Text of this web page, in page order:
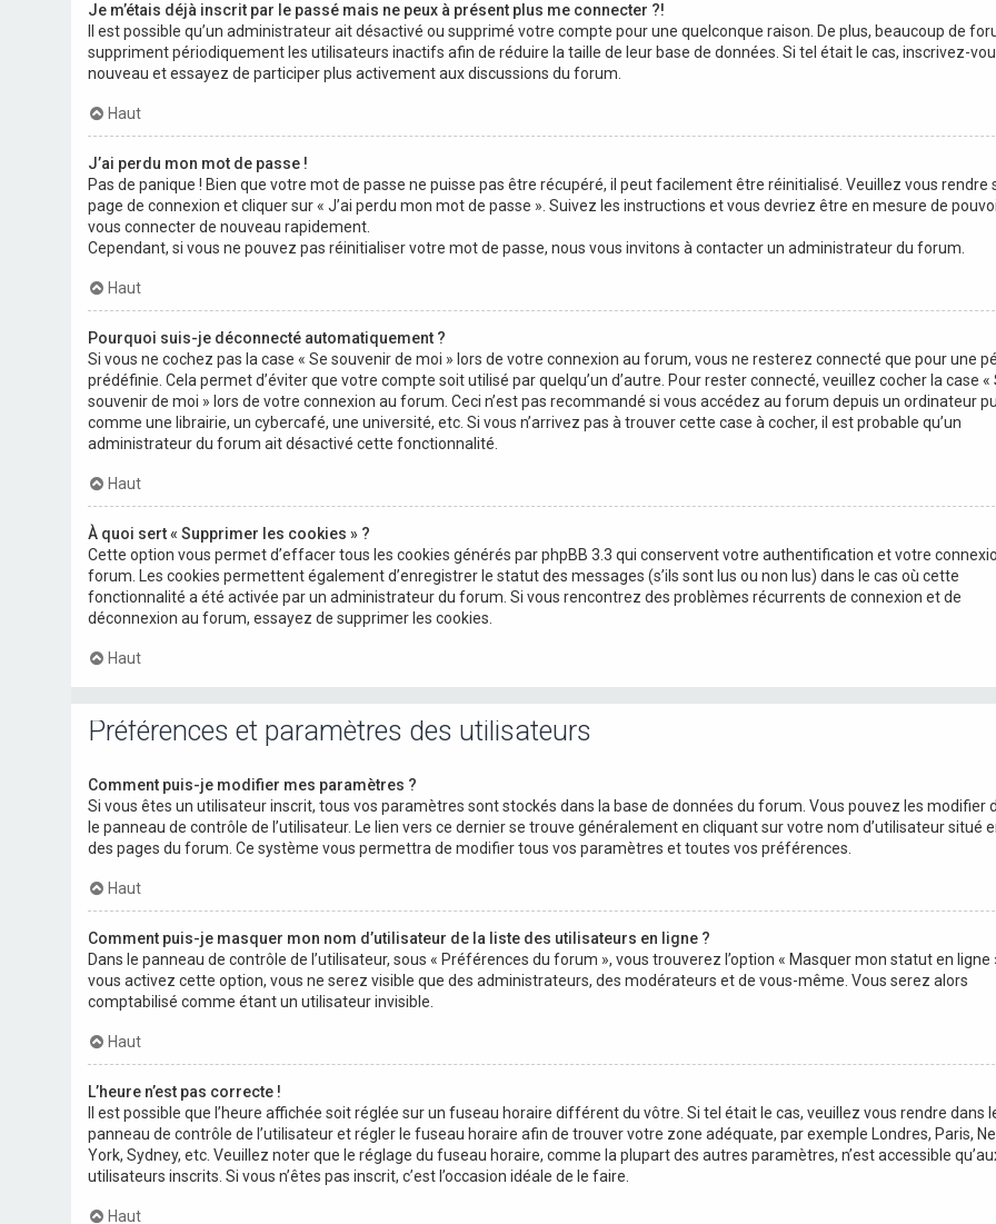
Je m’étais déjà inscrit par le passé mais ne peux à présent plus me connecter ?!
Il est possible qu’un administrateur ait désactivé ou supprimé votre compte pour une quelconque raison. De plus, beaucoup de
suppriment périodiquement les utilisateurs inactifs afin de réduire la taille de leur base de données. Si tel était le cas, inscrivez-
nouveau et essayez de participer plus activement aux discussions du forum.
Haut
J’ai perdu mon mot de passe !
Pas de panique ! Bien que votre mot de passe ne puisse pas être récupéré, il peut facilement être réinitialisé. Veuillez vous rendre
page de connexion et cliquer sur « J’ai perdu mon mot de passe ». Suivez les instructions et vous devriez être en mesure de
vous connecter de nouveau rapidement.
Cependant, si vous ne pouvez pas réinitialiser votre mot de passe, nous vous invitons à contacter un administrateur du forum.
Haut
Pourquoi suis-je déconnecté automatiquement ?
Si vous ne cochez pas la case « Se souvenir de moi » lors de votre connexion au forum, vous ne resterez connecté que pour une
prédéfinie. Cela permet d’éviter que votre compte soit utilisé par quelqu’un d’autre. Pour rester connecté, veuillez cocher la case «
souvenir de moi » lors de votre connexion au forum. Ceci n’est pas recommandé si vous accédez au forum depuis un ordinateur
comme une librairie, un cybercafé, une université, etc. Si vous n’arrivez pas à trouver cette case à cocher, il est probable qu’un
administrateur du forum ait désactivé cette fonctionnalité.
Haut
À quoi sert « Supprimer les cookies » ?
Cette option vous permet d’effacer tous les cookies générés par phpBB 3.3 qui conservent votre authentification et votre
forum. Les cookies permettent également d’enregistrer le statut des messages (s’ils sont lus ou non lus) dans le cas où cette
fonctionnalité a été activée par un administrateur du forum. Si vous rencontrez des problèmes récurrents de connexion et de
déconnexion au forum, essayez de supprimer les cookies.
Haut
Préférences et paramètres des utilisateurs
Comment puis-je modifier mes paramètres ?
Si vous êtes un utilisateur inscrit, tous vos paramètres sont stockés dans la base de données du forum. Vous pouvez les modifier
le panneau de contrôle de l’utilisateur. Le lien vers ce dernier se trouve généralement en cliquant sur votre nom d’utilisateur situé
des pages du forum. Ce système vous permettra de modifier tous vos paramètres et toutes vos préférences.
Haut
Comment puis-je masquer mon nom d’utilisateur de la liste des utilisateurs en ligne ?
Dans le panneau de contrôle de l’utilisateur, sous « Préférences du forum », vous trouverez l’option « Masquer mon statut en ligne
vous activez cette option, vous ne serez visible que des administrateurs, des modérateurs et de vous-même. Vous serez alors
comptabilisé comme étant un utilisateur invisible.
Haut
L’heure n’est pas correcte !
Il est possible que l’heure affichée soit réglée sur un fuseau horaire différent du vôtre. Si tel était le cas, veuillez vous rendre dans
panneau de contrôle de l’utilisateur et régler le fuseau horaire afin de trouver votre zone adéquate, par exemple Londres, Paris,
York, Sydney, etc. Veuillez noter que le réglage du fuseau horaire, comme la plupart des autres paramètres, n’est accessible
utilisateurs inscrits. Si vous n’êtes pas inscrit, c’est l’occasion idéale de le faire.
Haut